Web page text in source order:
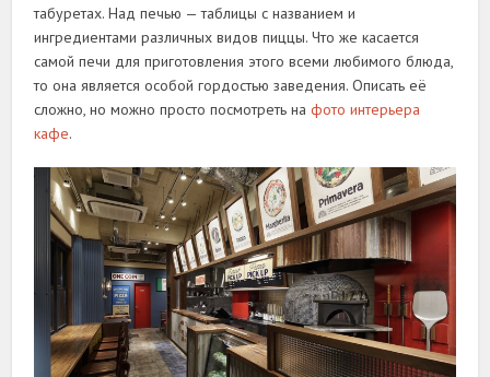
табуретах. Над печью — таблицы с названием и
ингредиентами различных видов пиццы. Что же касается
самой печи для приготовления этого всеми любимого блюда,
то она является особой гордостью заведения. Описать её
сложно, но можно просто посмотреть нафото интерьера
кафе.